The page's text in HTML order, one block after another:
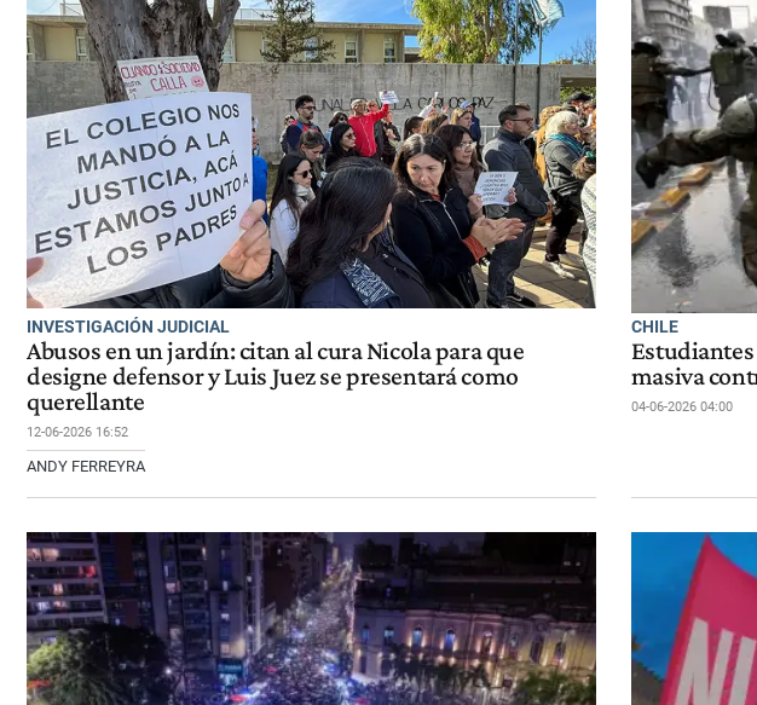
INVESTIGACIÓN JUDICIAL
Abusos en un jardín: citan al cura Nicola para que
designe defensor y Luis Juez se presentará como
querellante
12-06-2026 16:52
ANDY FERREYRA
CHILE
masiva
04-06-2026 04:00